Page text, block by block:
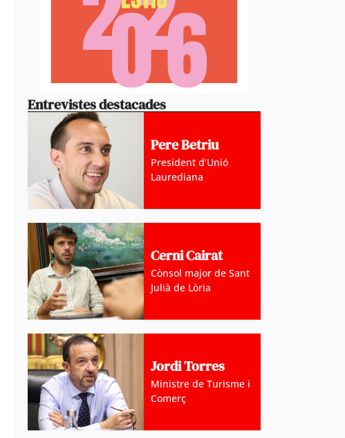
Entrevistes destacades
Pere Betriu
President d’Unió
Laurediana
Cerni Cairat
Cònsol major de Sant
Julià de Lòria
Jordi Torres
Ministre de Turisme i
Comerç